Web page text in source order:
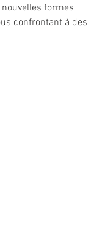
formes
confrontant à des